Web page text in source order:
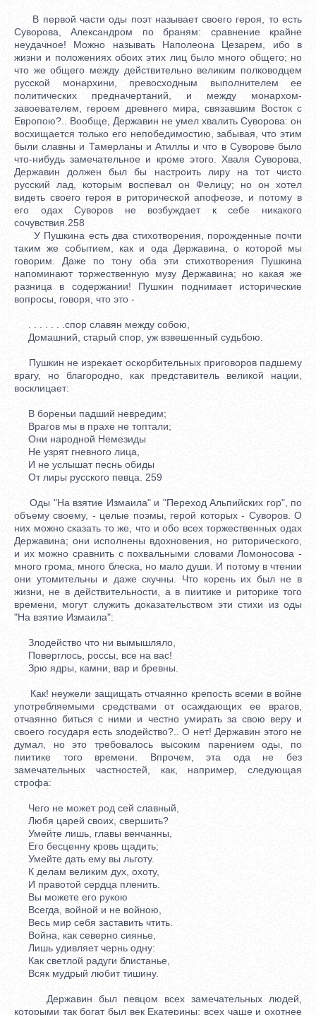
В первой части оды поэт называет своего героя, то есть
Суворова, Александром по браням: сравнение крайне
неудачное! Можно называть Наполеона Цезарем, ибо в
жизни и положениях обоих этих лиц было много общего; но
что же общего между действительно великим полководцем
русской монархини, превосходным выполнителем ее
политических предначертаний, и между монархом-
завоевателем, героем древнего мира, связавшим Восток с
Европою?.. Вообще, Державин не умел хвалить Суворова: он
восхищается только его непобедимостию, забывая, что этим
были славны и Тамерланы и Атиллы и что в Суворове было
что-нибудь замечательное и кроме этого. Хваля Суворова,
Державин должен был бы настроить лиру на тот чисто
русский лад, которым воспевал он Фелицу; но он хотел
видеть своего героя в риторической апофеозе, и потому в
его одах Суворов не возбуждает к себе никакого
сочувствия.258
У Пушкина есть два стихотворения, порожденные почти
таким же событием, как и ода Державина, о которой мы
говорим. Даже по тону оба эти стихотворения Пушкина
напоминают торжественную музу Державина; но какая же
разница в содержании! Пушкин поднимает исторические
вопросы, говоря, что это -
. . . . . . .спор славян между собою,
Домашний, старый спор, уж взвешенный судьбою.
Пушкин не изрекает оскорбительных приговоров падшему
врагу, но благородно, как представитель великой нации,
восклицает:
В бореньи падший невредим;
Врагов мы в прахе не топтали;
Они народной Немезиды
Не узрят гневного лица,
И не услышат песнь обиды
От лиры русского певца. 259
Оды "На взятие Измаила" и "Переход Альпийских гор", по
объему своему, - целые поэмы, герой которых - Суворов. О
них можно сказать то же, что и обо всех торжественных одах
Державина; они исполнены вдохновения, но риторического,
и их можно сравнить с похвальными словами Ломоносова -
много грома, много блеска, но мало души. И потому в чтении
они утомительны и даже скучны. Что корень их был не в
жизни, не в действительности, а в пиитике и риторике того
времени, могут служить доказательством эти стихи из оды
"На взятие Измаила":
Злодейство что ни вымышляло,
Поверглось, россы, все на вас!
Зрю ядры, камни, вар и бревны.
Как! неужели защищать отчаянно крепость всеми в войне
употребляемыми средствами от осаждающих ее врагов,
отчаянно биться с ними и честно умирать за свою веру и
своего государя есть злодейство?.. О нет! Державин этого не
думал, но это требовалось высоким парением оды, по
пиитике того времени. Впрочем, эта ода не без
замечательных частностей, как, например, следующая
строфа:
Чего не может род сей славный,
Любя царей своих, свершить?
Умейте лишь, главы венчанны,
Его бесценну кровь щадить;
Умейте дать ему вы льготу.
К делам великим дух, охоту,
И правотой сердца пленить.
Вы можете его рукою
Всегда, войной и не войною,
Весь мир себя заставить чтить.
Война, как северно сиянье,
Лишь удивляет чернь одну:
Как светлой радуги блистанье,
Всяк мудрый любит тишину.
Державин был певцом всех замечательных людей,
которыми так богат был век Екатерины; всех чаще и охотнее